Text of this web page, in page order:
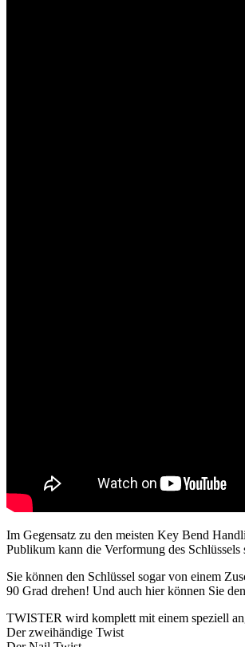
Im Gegensatz zu den meisten Key Bend
Publikum kann die Verformung des
Sie können den Schlüssel sogar von einem
90 Grad drehen! Und auch hier können Sie
TWISTER wird komplett mit einem speziell
Der zweihändige Twist